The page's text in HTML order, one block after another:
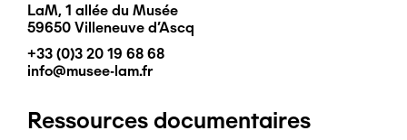
LaM, 1 allée du Musée
59650 Villeneuve d'Ascq
+33 (0)3 20 19 68 68
info@musee-lam.fr
Pied
Ressources documentaires